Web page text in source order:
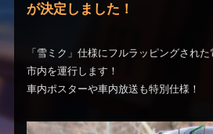
が決定しました！
「雪ミク」仕様にフルラッピングされ
市内を運行します！
車内ポスターや車内放送も特別仕様！